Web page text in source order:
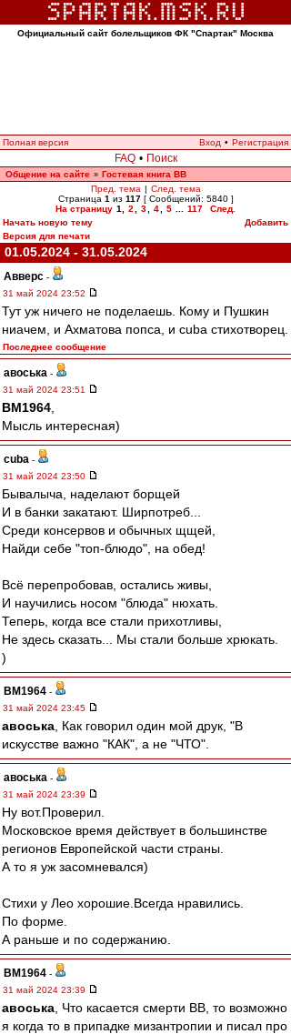
Официальный сайт болельщиков ФК "Спартак" Москва
Полная версия Вход • Регистрация
FAQ • Поиск
Общение на сайте » Гостевая книга ВВ
Пред. тема | След. тема
Страница 1 из 117[ Сообщений: 5840 ]
На страницу 1 2 3 4 5 117
След.
Начать новую тему
Добавить
Версия для печати
01.05.2024 - 31.05.2024
Авверс -
31 май 2024 23:52
Тут уж ничего не поделаешь. Кому и Пушкин
ниачем, и Ахматова попса, и cuba стихотворец.
Последнее сообщение
авоська -
31 май 2024 23:51
BM1964
Мысль интересная)
cuba -
31 май 2024 23:50
Бывалыча, наделают борщей
И в банки закатают. Ширпотреб...
Среди консервов и обычных щщей,
Найди себе "топ-блюдо", на обед!
Всё перепробовав, остались живы,
И научились носом "блюда" нюхать.
Теперь, когда все стали прихотливы,
Не здесь сказать... Мы стали больше хрюкать.
)
BM1964 -
31 май 2024 23:45
авоська , Как говорил один мой друк, "В
искусстве важно "КАК", а не "ЧТО".
авоська -
31 май 2024 23:39
Ну вот.Проверил.
Московское время действует в большинстве
регионов Европейской части страны.
А то я уж засомневался)
Стихи у Лео хорошие.Всегда нравились.
По форме.
А раньше и по содержанию.
BM1964 -
31 май 2024 23:39
авоська , Что касается смерти ВВ, то возможно
я когда то в припадке мизантропии и писал про